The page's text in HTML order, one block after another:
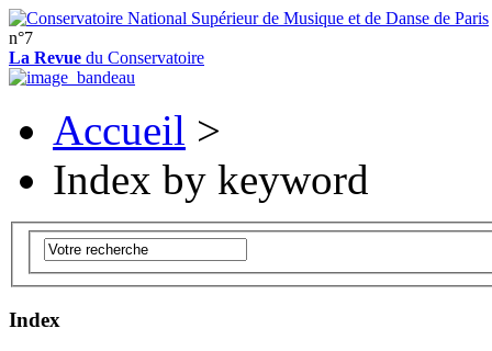
n°7
La Revue du Conservatoire
Accueil >
Index by keyword
Index